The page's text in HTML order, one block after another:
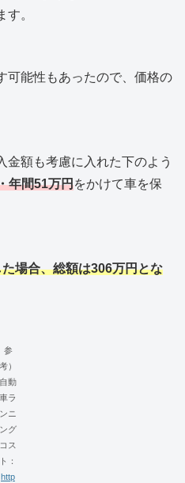
。
可能性もあったので、価格の
金額も考慮に入れた下のよう
年間51万円をかけて車を保
場合、総額は306万円とな
参
考）
自動
車ラ
ンニ
ング
コス
ト：
http